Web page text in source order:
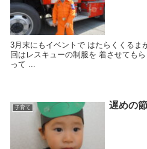
3月末にもイベントで はたらくくるま
回はレスキューの制服を 着させても
って ...
子育て 遅めの